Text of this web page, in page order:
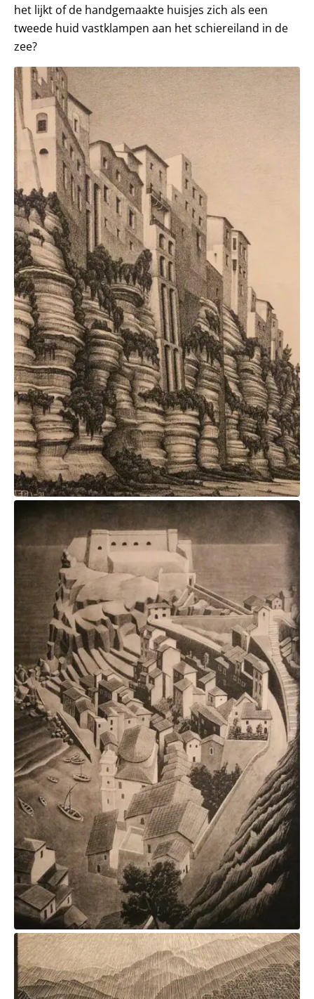
het lijkt of de handgemaakte huisjes zich als een
tweede huid vastklampen aan het schiereiland in de
zee?